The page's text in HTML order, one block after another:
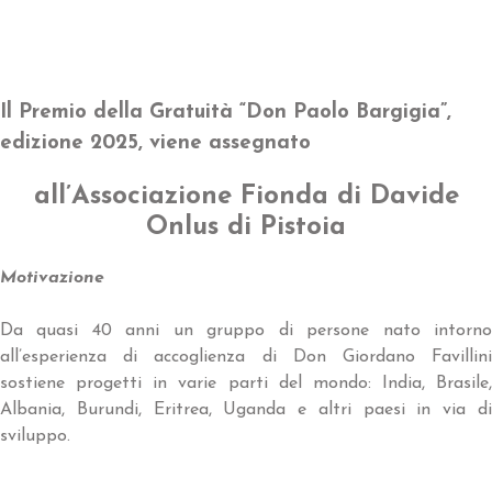
Il Premio della Gratuità “Don Paolo Bargigia”,
edizione 2025, viene assegnato
all’Associazione Fionda di Davide
Onlus di Pistoia
Motivazione
Da quasi 40 anni un gruppo di persone nato intorno
all’esperienza di accoglienza di Don Giordano Favillini
sostiene progetti in varie parti del mondo: India, Brasile,
Albania, Burundi, Eritrea, Uganda e altri paesi in via di
sviluppo.